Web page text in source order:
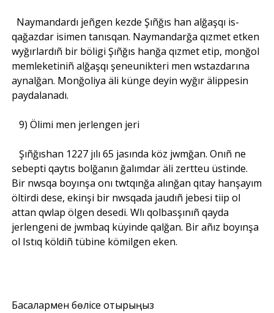
Naymandardı jeñgen kezde Şıñğıs han alğaşqı is-
qağazdar isimen tanısqan. Naymandarğa qızmet etken
wyğırlardıñ bir böligi Şıñğıs hanğa qızmet etip, monğol
memleketiniñ alğaşqı şeneunikteri men wstazdarına
aynalğan. Monğoliya äli künge deyin wyğır älippesin
paydalanadı.
9) Ölimi men jerlengen jeri
Şıñğıshan 1227 jılı 65 jasında köz jwmğan. Onıñ ne
sebepti qaytıs bolğanın ğalımdar äli zertteu üstinde.
Bir nwsqa boyınşa onı twtqınğa alınğan qıtay hanşayım
öltirdi dese, ekinşi bir nwsqada jaudıñ jebesi tiip ol
attan qwlap ölgen desedi. Wlı qolbasşınıñ qayda
jerlengeni de jwmbaq küyinde qalğan. Bir añız boyınşa
ol Istıq köldiñ tübine kömilgen eken.
Басқалармен бөлісе отырыңыз